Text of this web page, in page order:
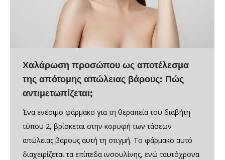
Χαλάρωση προσώπου ως αποτέλεσμα
της απότομης απώλειας βάρους: Πώς
αντιμετωπίζεται;
Ένα ενέσιμο φάρμακο για τη θεραπεία του διαβήτη
τύπου 2, βρίσκεται στην κορυφή των τάσεων
απώλειας βάρους αυτή τη στιγμή. Το φάρμακο αυτό
διαχειρίζεται τα επίπεδα ινσουλίνης, ενώ ταυτόχρονα